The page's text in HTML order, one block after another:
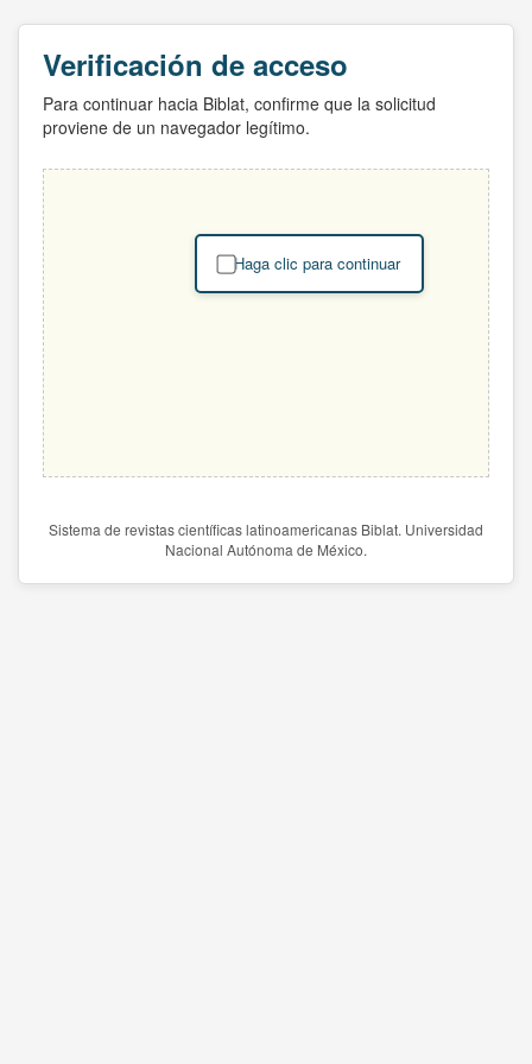
Verificación de acceso
Para continuar hacia Biblat, confirme que la solicitud
proviene de un navegador legítimo.
Haga clic para continuar
Sistema de revistas científicas latinoamericanas Biblat. Universidad
Nacional Autónoma de México.